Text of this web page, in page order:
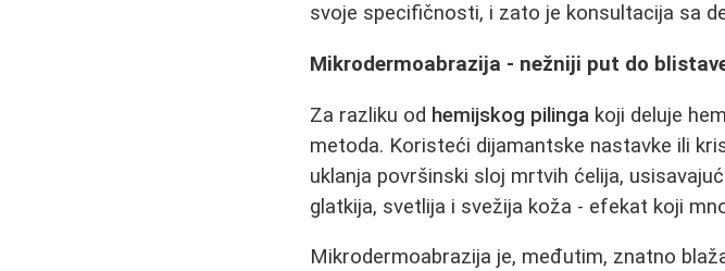
svoje specifičnosti, i zato je konsultacija sa
Mikrodermoabrazija - nežniji put do
Za razliku od hemijskog pilinga koji deluje
metoda. Koristeći dijamantske nastavke ili
uklanja površinski sloj mrtvih ćelija,
glatkija, svetlija i svežija koža - efekat koji
Mikrodermoabrazija je, međutim, znatno